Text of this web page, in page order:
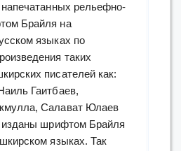
напечатанных рельефно-
Брайля на
языках по
таких
писателей как:
Гаитбаев,
Салават Юлаев
изданы шрифтом Брайля
языках. Так